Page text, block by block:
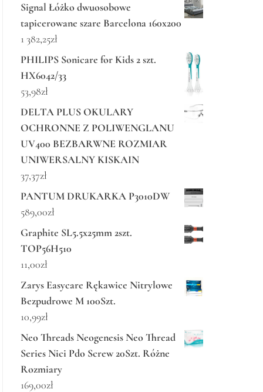
Signal Łóżko dwuosobowe
tapicerowane szare Barcelona 160x200
1 382,25zł
PHILIPS Sonicare for Kids 2 szt.
HX6042/33
53,98zł
DELTA PLUS OKULARY
OCHRONNE Z POLIWENGLANU
UV400 BEZBARWNE ROZMIAR
UNIWERSALNY KISKAIN
37,37zł
PANTUM DRUKARKA P3010DW
589,00zł
Graphite SL5.5x25mm 2szt.
TOP56H510
11,00zł
Zarys Easycare Rękawice Nitrylowe
Bezpudrowe M 100Szt.
10,99zł
Neo Threads Neogenesis Neo Thread
Series Nici Pdo Screw 20Szt. Różne
Rozmiary
169,00zł